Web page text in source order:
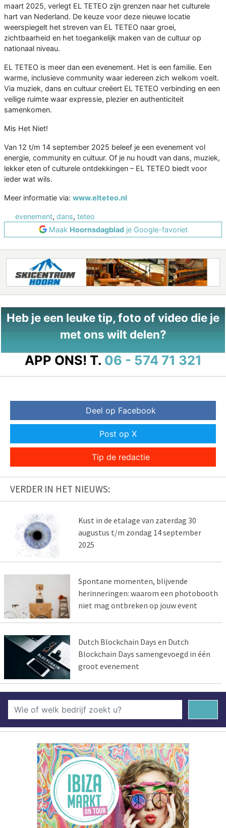
maart 2025, verlegt EL TETEO zijn grenzen naar het culturele
hart van Nederland. De keuze voor deze nieuwe locatie
weerspiegelt het streven van EL TETEO naar groei,
zichtbaarheid en het toegankelijk maken van de cultuur op
nationaal niveau.
EL TETEO is meer dan een evenement. Het is een familie. Een
warme, inclusieve community waar iedereen zich welkom voelt.
Via muziek, dans en cultuur creëert EL TETEO verbinding en een
veilige ruimte waar expressie, plezier en authenticiteit
samenkomen.
Mis Het Niet!
Van 12 t/m 14 september 2025 beleef je een evenement vol
energie, community en cultuur. Of je nu houdt van dans, muziek,
lekker eten of culturele ontdekkingen – EL TETEO biedt voor
ieder wat wils.
Meer informatie via: www.elteteo.nl
evenement, dans, teteo
Maak Hoornsdagbladje Google-favoriet
Heb je een leuke tip, foto of video die je
met ons wilt delen?
APP ONS! T. 06 - 574 71 321
Deel op Facebook
Post op X
Tip de redactie
VERDER IN HET NIEUWS:
Kust in de etalage van zaterdag 30
augustus t/m zondag 14 september
2025
Spontane momenten, blijvende
herinneringen: waarom een photobooth
niet mag ontbreken op jouw event
Dutch Blockchain Days en Dutch
Blockchain Days samengevoegd in één
groot evenement